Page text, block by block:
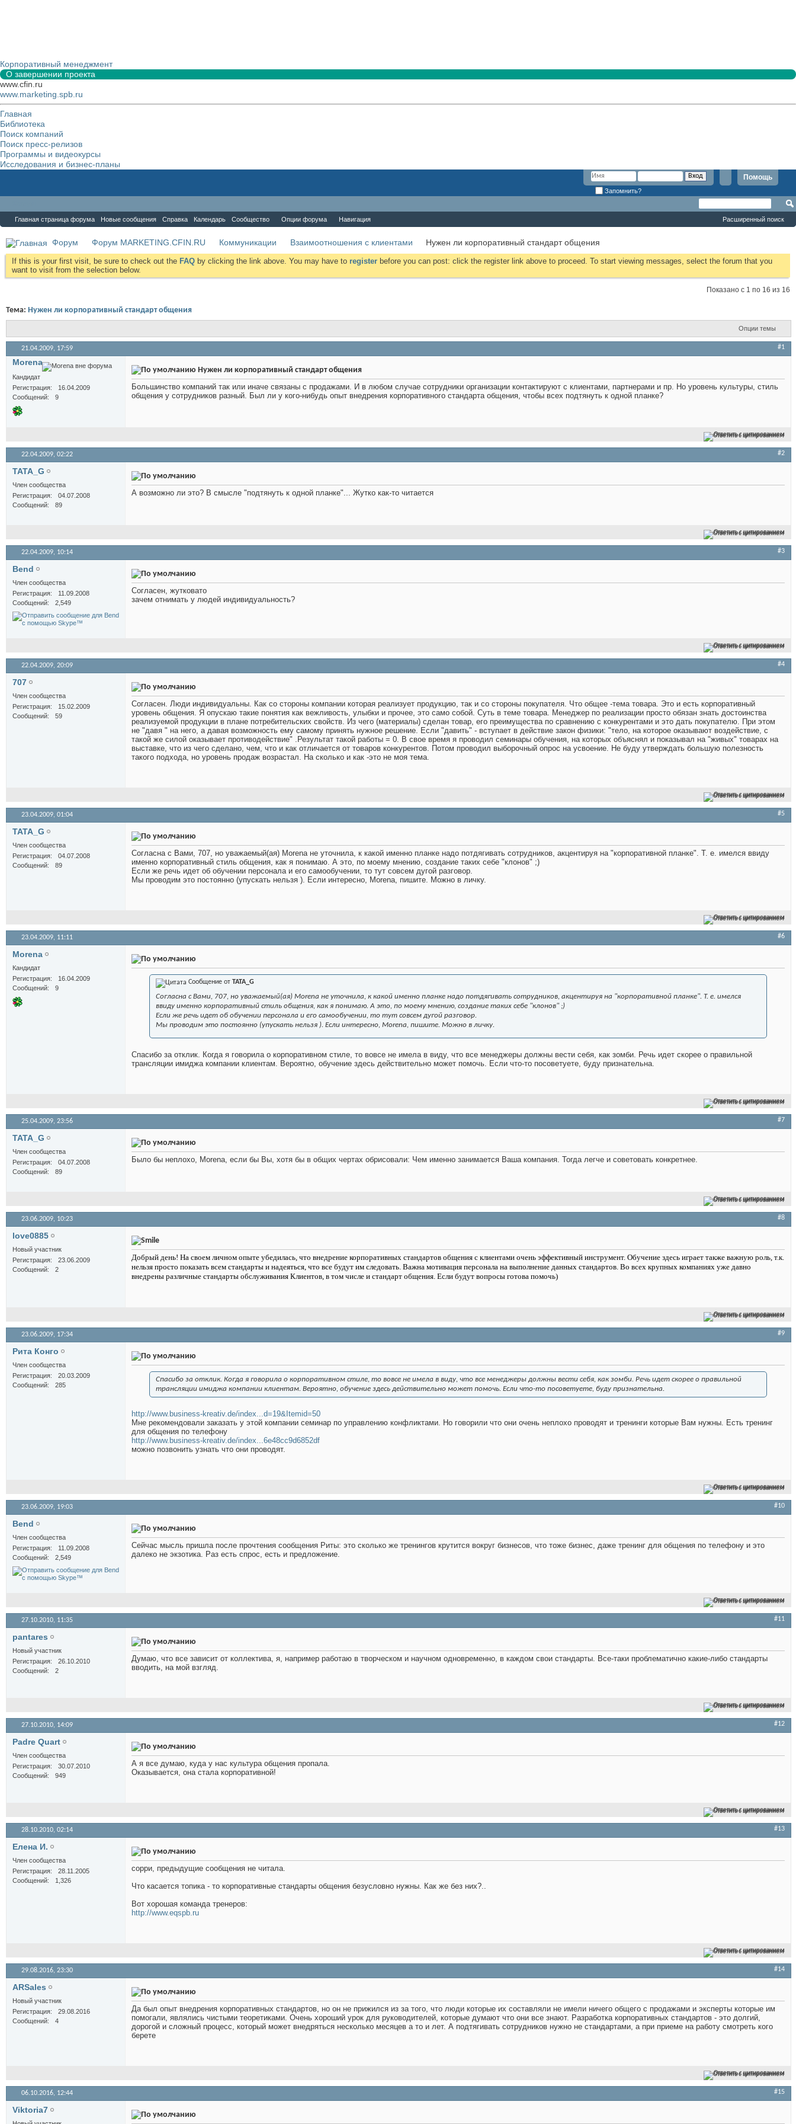
Корпоративный менеджмент
О завершении проекта
www.cfin.ru
www.marketing.spb.ru
Главная
Библиотека
Поиск компаний
Поиск пресс-релизов
Программы и видеокурсы
Исследования и бизнес-планы
Помощь
Запомнить?
Главная страница форума Новые сообщения Справка Календарь Сообщество Опции форума Навигация Расширенный поиск
Форум Форум MARKETING.CFIN.RU Коммуникации Взаимоотношения с клиентами Нужен ли корпоративный стандарт общения
If this is your first visit, be sure to check out the FAQ by clicking the link above. You may have to register before you can post: click the register link above to proceed. To start viewing messages, select the forum that you
want to visit from the selection below.
Показано с 1 по 16 из 16
Тема: Нужен ли корпоративный стандарт общения
Опции темы
21.04.2009, 17:59 #1
Morena
Кандидат
Регистрация
16.04.2009
Сообщений
9
Нужен ли корпоративный стандарт общения
Большинство компаний так или иначе связаны с продажами. И в любом случае сотрудники организации контактируют с клиентами, партнерами и пр. Но уровень культуры, стиль
общения у сотрудников разный. Был ли у кого-нибудь опыт внедрения корпоративного стандарта общения, чтобы всех подтянуть к одной планке?
Ответить с цитированием
22.04.2009, 02:22 #2
TATA_G
Член сообщества
Регистрация
04.07.2008
Сообщений
89
А возможно ли это? В смысле "подтянуть к одной планке"... Жутко как-то читается
Ответить с цитированием
22.04.2009, 10:14 #3
Bend
Член сообщества
Регистрация
11.09.2008
Сообщений
2,549
Согласен, жутковато
зачем отнимать у людей индивидуальность?
Ответить с цитированием
22.04.2009, 20:09 #4
707
Член сообщества
Регистрация
15.02.2009
Сообщений
59
Согласен. Люди индивидуальны. Как со стороны компании которая реализует продукцию, так и со стороны покупателя. Что общее -тема товара. Это и есть корпоративный
уровень общения. Я опускаю такие понятия как вежливость, улыбки и прочее, это само собой. Суть в теме товара. Менеджер по реализации просто обязан знать достоинства
реализуемой продукции в плане потребительских свойств. Из чего (материалы) сделан товар, его преимущества по сравнению с конкурентами и это дать покупателю. При этом
не "давя " на него, а давая возможность ему самому принять нужное решение. Если "давить" - вступает в действие закон физики: "тело, на которое оказывают воздействие, с
такой же силой оказывает противодействие" .Результат такой работы = 0. В свое время я проводил семинары обучения, на которых объяснял и показывал на "живых" товарах на
выставке, что из чего сделано, чем, что и как отличается от товаров конкурентов. Потом проводил выборочный опрос на усвоение. Не буду утверждать большую полезность
такого подхода, но уровень продаж возрастал. На сколько и как -это не моя тема.
Ответить с цитированием
23.04.2009, 01:04 #5
TATA_G
Член сообщества
Регистрация
04.07.2008
Сообщений
89
Согласна с Вами, 707, но уважаемый(ая) Morena не уточнила, к какой именно планке надо потдягивать сотрудников, акцентируя на "корпоративной планке". Т. е. имелся ввиду
именно корпоративный стиль общения, как я понимаю. А это, по моему мнению, создание таких себе "клонов" ;)
Если же речь идет об обучении персонала и его самообучении, то тут совсем дугой разговор.
Мы проводим это постоянно (упускать нельзя ). Если интересно, Morena, пишите. Можно в личку.
Ответить с цитированием
23.04.2009, 11:11 #6
Morena
Кандидат
Регистрация
16.04.2009
Сообщений
9
Сообщение от TATA_G
Согласна с Вами, 707, но уважаемый(ая) Morena не уточнила, к какой именно планке надо потдягивать сотрудников, акцентируя на "корпоративной планке". Т. е. имелся
ввиду именно корпоративный стиль общения, как я понимаю. А это, по моему мнению, создание таких себе "клонов" ;)
Если же речь идет об обучении персонала и его самообучении, то тут совсем дугой разговор.
Мы проводим это постоянно (упускать нельзя ). Если интересно, Morena, пишите. Можно в личку.
Спасибо за отклик. Когда я говорила о корпоративном стиле, то вовсе не имела в виду, что все менеджеры должны вести себя, как зомби. Речь идет скорее о правильной
трансляции имиджа компании клиентам. Вероятно, обучение здесь действительно может помочь. Если что-то посоветуете, буду признательна.
Ответить с цитированием
25.04.2009, 23:56 #7
TATA_G
Член сообщества
Регистрация
04.07.2008
Сообщений
89
Было бы неплохо, Morena, если бы Вы, хотя бы в общих чертах обрисовали: Чем именно занимается Ваша компания. Тогда легче и советовать конкретнее.
Ответить с цитированием
23.06.2009, 10:23 #8
love0885
Новый участник
Регистрация
23.06.2009
Сообщений
2
Добрый день! На своем личном опыте убедилась, что внедрение корпоративных стандартов общения с клиентами очень эффективный инструмент. Обучение здесь играет также важную роль, т.к.
нельзя просто показать всем стандарты и надеяться, что все будут им следовать. Важна мотивация персонала на выполнение данных стандартов. Во всех крупных компаниях уже давно
внедрены различные стандарты обслуживания Клиентов, в том числе и стандарт общения. Если будут вопросы готова помочь)
Ответить с цитированием
23.06.2009, 17:34 #9
Рита Конго
Член сообщества
Регистрация
20.03.2009
Сообщений
285
Спасибо за отклик. Когда я говорила о корпоративном стиле, то вовсе не имела в виду, что все менеджеры должны вести себя, как зомби. Речь идет скорее о правильной
трансляции имиджа компании клиентам. Вероятно, обучение здесь действительно может помочь. Если что-то посоветуете, буду признательна.
http://www.business-kreativ.de/index...d=19&Itemid=50
Мне рекомендовали заказать у этой компании семинар по управлению конфликтами. Но говорили что они очень неплохо проводят и тренинги которые Вам нужны. Есть тренинг
для общения по телефону
http://www.business-kreativ.de/index...6e48cc9d6852df
можно позвонить узнать что они проводят.
Ответить с цитированием
23.06.2009, 19:03 #10
Bend
Член сообщества
Регистрация
11.09.2008
Сообщений
2,549
Сейчас мысль пришла после прочтения сообщения Риты: это сколько же тренингов крутится вокруг бизнесов, что тоже бизнес, даже тренинг для общения по телефону и это
далеко не экзотика. Раз есть спрос, есть и предложение.
Ответить с цитированием
27.10.2010, 11:35 #11
pantares
Новый участник
Регистрация
26.10.2010
Сообщений
2
Думаю, что все зависит от коллектива, я, например работаю в творческом и научном одновременно, в каждом свои стандарты. Все-таки проблематично какие-либо стандарты
вводить, на мой взгляд.
Ответить с цитированием
27.10.2010, 14:09 #12
Padre Quart
Член сообщества
Регистрация
30.07.2010
Сообщений
949
А я все думаю, куда у нас культура общения пропала.
Оказывается, она стала корпоративной!
Ответить с цитированием
28.10.2010, 02:14 #13
Елена И.
Член сообщества
Регистрация
28.11.2005
Сообщений
1,326
сорри, предыдущие сообщения не читала.
Что касается топика - то корпоративные стандарты общения безусловно нужны. Как же без них?..
Вот хорошая команда тренеров:
http://www.eqspb.ru
Ответить с цитированием
29.08.2016, 23:30 #14
ARSales
Новый участник
Регистрация
29.08.2016
Сообщений
4
Да был опыт внедрения корпоративных стандартов, но он не прижился из за того, что люди которые их составляли не имели ничего общего с продажами и эксперты которые им
помогали, являлись чистыми теоретиками. Очень хороший урок для руководителей, которые думают что они все знают. Разработка корпоративных стандартов - это долгий,
дорогой и сложный процесс, который может внедряться несколько месяцев а то и лет. А подтягивать сотрудников нужно не стандартами, а при приеме на работу смотреть кого
берете
Ответить с цитированием
06.10.2016, 12:44 #15
Viktoria7